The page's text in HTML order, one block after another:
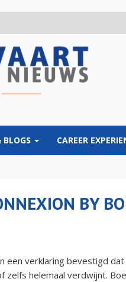
CAREER
BY
een verklaring bevestigd
zelfs helemaal verdwijnt.